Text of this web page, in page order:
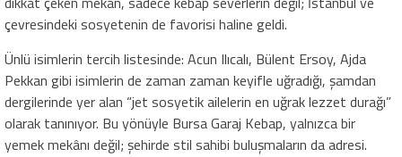
çevresindeki sosyetenin de favorisi haline geldi.
Ünlü isimlerin tercih listesinde: Acun Ilıcalı, Bülent Ersoy, Ajda
Pekkan gibi isimlerin de zaman zaman keyifle uğradığı, şamdan
dergilerinde yer alan “jet sosyetik ailelerin en uğrak lezzet durağı”
olarak tanınıyor. Bu yönüyle Bursa Garaj Kebap, yalnızca bir
yemek mekânı değil; şehirde stil sahibi buluşmaların da adresi.